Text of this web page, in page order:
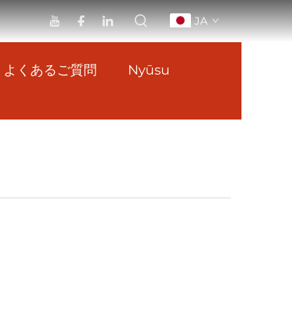
JA
よくあるご質問
Nyūsu
ンに切断・成形